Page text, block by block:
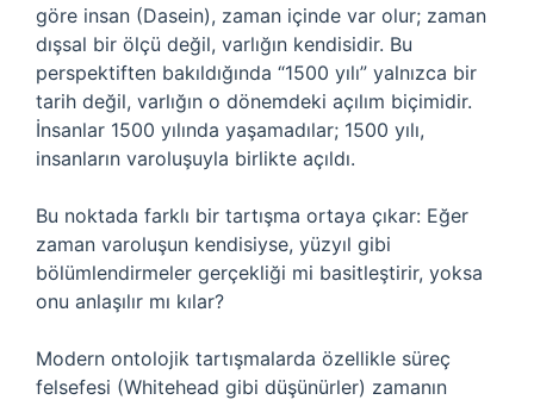
göre insan (Dasein), zaman içinde var olur; zaman
dışsal bir ölçü değil, varlığın kendisidir. Bu
perspektiften bakıldığında “1500 yılı” yalnızca bir
tarih değil, varlığın o dönemdeki açılım biçimidir.
İnsanlar 1500 yılında yaşamadılar; 1500 yılı,
insanların varoluşuyla birlikte açıldı.
Bu noktada farklı bir tartışma ortaya çıkar: Eğer
zaman varoluşun kendisiyse, yüzyıl gibi
bölümlendirmeler gerçekliği mi basitleştirir, yoksa
onu anlaşılır mı kılar?
Modern ontolojik tartışmalarda özellikle süreç
felsefesi (Whitehead gibi düşünürler) zamanın